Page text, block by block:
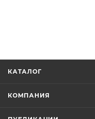
КАТАЛОГ
КОМПАНИЯ